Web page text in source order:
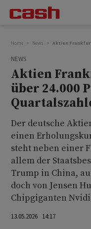
Home News Aktien
NEWS
Aktien
über 24.000
Der deutsche
einen
steht neben einer
allem der
Trump in China,
doch von Jensen
Chipgiganten
13.05.2026 14:17